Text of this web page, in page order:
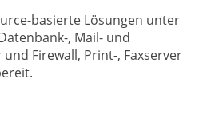
basierte Lösungen unter
, Mail- und
Firewall, Print-, Faxserver